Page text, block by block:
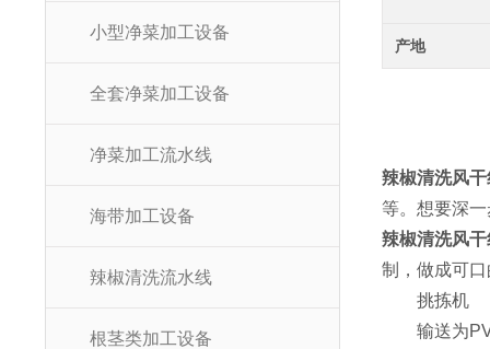
小型净菜加工设备
全套净菜加工设备
净菜加工流水线
海带加工设备
辣椒清洗流水线
根茎类加工设备
产地
辣椒清洗风干
等。想要深
辣椒清洗风干
制，做成可
挑拣机
输送为